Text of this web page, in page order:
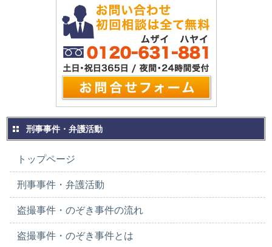
刑事事件・弁護活動
トップページ
刑事事件・弁護活動
盗撮事件・のぞき事件の流れ
盗撮事件・のぞき事件とは